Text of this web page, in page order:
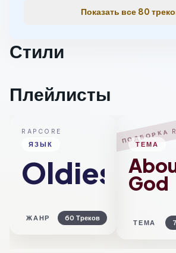
Показать все 80
Стили
Плейлисты
RAPCORE
ЯЗЫК
Oldies
ЖАНР 60 Треков
ПОДБОРКА
ТЕМА
God
ТЕМА